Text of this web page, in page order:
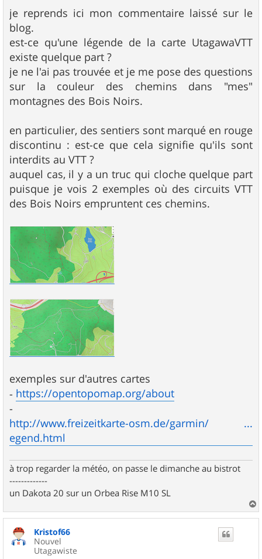
g
e
je reprends ici mon commentaire laissé sur le
blog.
est-ce qu'une légende de la carte UtagawaVTT
existe quelque part ?
je ne l'ai pas trouvée et je me pose des questions
sur la couleur des chemins dans "mes"
montagnes des Bois Noirs.
en particulier, des sentiers sont marqué en rouge
discontinu : est-ce que cela signifie qu'ils sont
interdits au VTT ?
auquel cas, il y a un truc qui cloche quelque part
puisque je vois 2 exemples où des circuits VTT
des Bois Noirs empruntent ces chemins.
exemples sur d'autres cartes
- https://opentopomap.org/about
-
http://www.freizeitkarte-osm.de/garmin/ ...
egend.html
à trop regarder la météo, on passe le dimanche au bistrot
-------------
un Dakota 20 sur un Orbea Rise M10 SL
a
Kristof66
Nouvel
Utagawiste